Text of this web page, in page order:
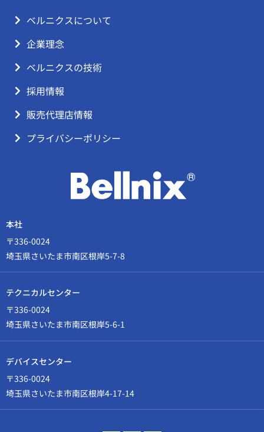
本社
〒336-0024
埼玉県さいたま市南区根岸5-7-8
テクニカルセンター
〒336-0024
埼玉県さいたま市南区根岸5-6-1
デバイスセンター
〒336-0024
埼玉県さいたま市南区根岸4-17-14
ベルニクスについて
企業理念
ベルニクスの技術
採用情報
販売代理店情報
プライバシーポリシー